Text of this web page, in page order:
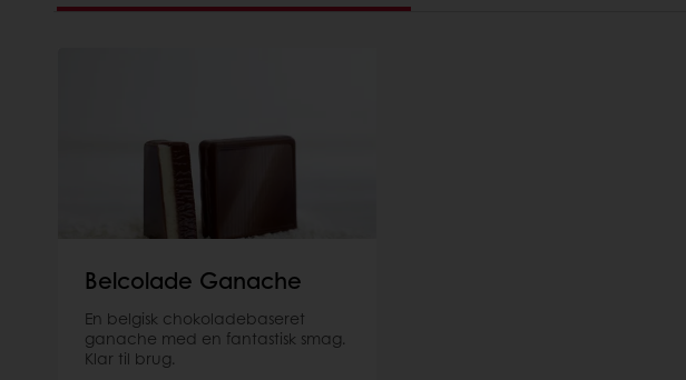
Belcolade Ganache
En belgisk chokoladebaseret
ganache med en fantastisk smag.
Klar til brug.